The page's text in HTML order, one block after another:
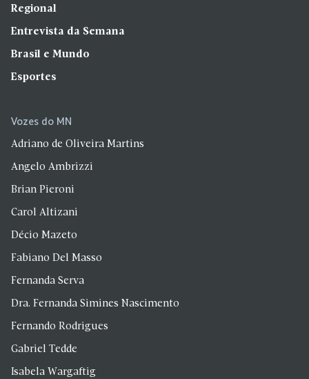
Regional
Entrevista da Semana
Brasil e Mundo
Esportes
Vozes do MN
Adriano de Oliveira Martins
Angelo Ambrizzi
Brian Pieroni
Carol Altizani
Décio Mazeto
Fabiano Del Masso
Fernanda Serva
Dra. Fernanda Simines Nascimento
Fernando Rodrigues
Gabriel Tedde
Isabela Wargaftig